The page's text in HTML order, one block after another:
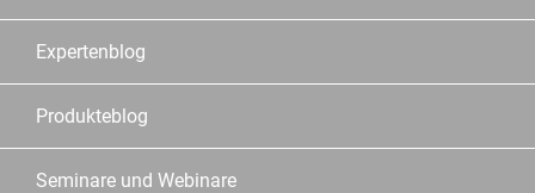
Expertenblog
Produkteblog
Seminare und Webinare